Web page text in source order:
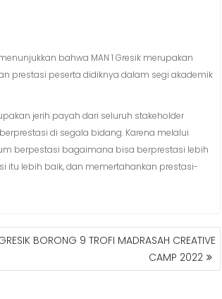
bahwa MAN 1 Gresik merupakan
prestasi peserta didiknya dalam segi akademik
jerih payah dari seluruh stakeholder
di segala bidang. Karena melalui
berpestasi bagaimana bisa berprestasi lebih
itu lebih baik, dan memertahankan prestasi-
BORONG 9 TROFI MADRASAH CREATIVE
CAMP 2022